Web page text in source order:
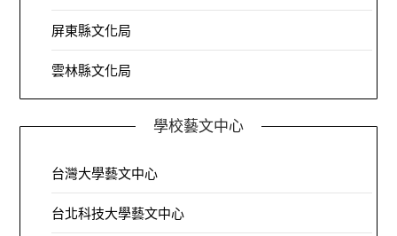
屏東縣文化局
雲林縣文化局
學校藝文中心
台灣大學藝文中心
台北科技大學藝文中心